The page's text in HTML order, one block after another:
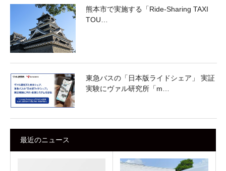
熊本市で実施する「Ride-Sharing TAXI
TOU…
東急バスの「日本版ライドシェア」 実証
実験にヴァル研究所「m…
最近のニュース